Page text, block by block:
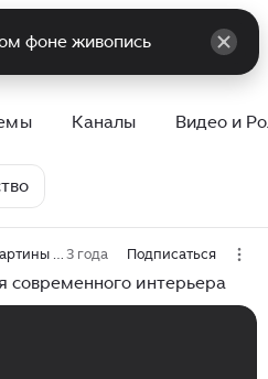
Каналы Видео и
Живопись и Творчество (картины на заказ) 3 года Подписаться
современного интерьера